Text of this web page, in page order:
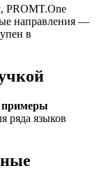
, PROMT.One
направления —
в
примеры
ряда языков